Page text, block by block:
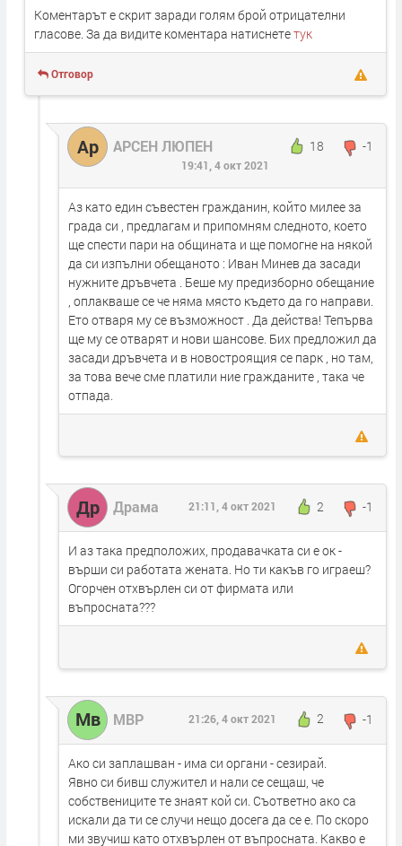
Коментарът е скрит заради голям брой отрицателни
гласове. За да видите коментара натиснететук
Отговор
Ар АРСЕН ЛЮПЕН 18 -1
19:41, 4 окт 2021
Аз като един съвестен гражданин, който милее за
града си , предлагам и припомням следното, което
ще спести пари на общината и ще помогне на някой
да си изпълни обещаното : Иван Минев да засади
нужните дръвчета . Беше му предизборно обещание
, оплакваше се че няма място където да го направи.
Ето отваря му се възможност . Да действа! Тепърва
ще му се отварят и нови шансове. Бих предложил да
засади дръвчета и в новостроящия се парк , но там,
за това вече сме платили ние гражданите , така че
отпада.
Др Драма 2 -1
21:11, 4 окт 2021
И аз така предположих, продавачката си е ок -
върши си работата жената. Но ти какъв го играеш?
Огорчен отхвърлен си от фирмата или
въпросната???
Мв МВР 2 -1
21:26, 4 окт 2021
Ако си заплашван - има си органи - сезирай.
Явно си бивш служител и нали се сещаш, че
собствениците те знаят кой си. Съответно ако са
искали да ти се случи нещо досега да се е. По скоро
ми звучиш като отхвърлен от въпросната. Какво е